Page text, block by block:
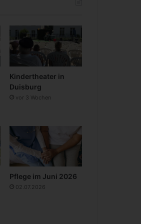
Kindertheater in
Duisburg
vor 3 Wochen
Pflege im Juni 2026
02.07.2026